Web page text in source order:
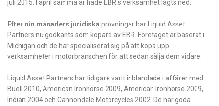
juli 2015. I april samma år hade EBR:s verksamhet lagts ned.
Efter nio månaders juridiska prövningar har Liquid Asset
Partners nu godkänts som köpare av EBR. Företaget är baserat i
Michigan och de har specialiserat sig på att köpa upp
verksamheter i motorbranschen för att sedan sälja dem vidare.
Liquid Asset Partners har tidigare varit inblandade i affärer med
Buell 2010, American Ironhorse 2009, American Ironhorse 2009,
Indian 2004 och Cannondale Motorcycles 2002. De har goda